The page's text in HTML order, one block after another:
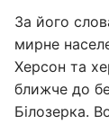
За його
мирне
Херсон та
ближче до
Білозерка.